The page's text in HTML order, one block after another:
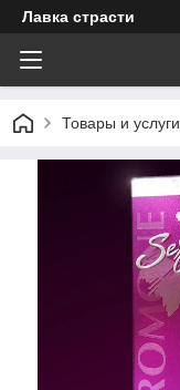
Лавка страсти
Товары и услуги